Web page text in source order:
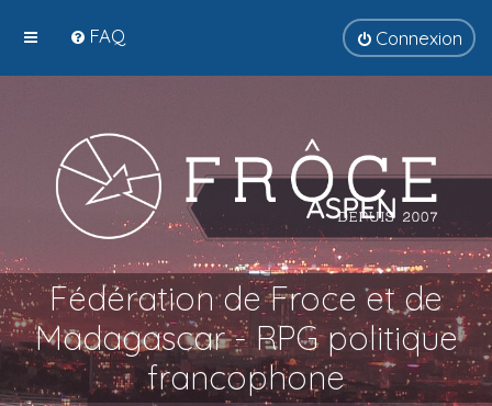
FAQ Connexion
Fédération de Froce et de
Madagascar - RPG politique
francophone